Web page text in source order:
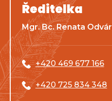
Ředitelka
Mgr. Bc. Renata
+420 469 677 166
+420 725 834 348